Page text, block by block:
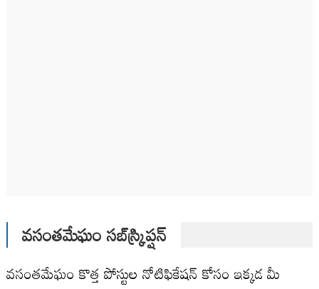
వసంతమేఘం సబ్‌స్క్రిప్షన్
వసంతమేఘం కొత్త పోస్టుల నోటిఫికేషన్ కోసం ఇక్కడ మీ